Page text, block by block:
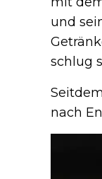
und
schlug
nach